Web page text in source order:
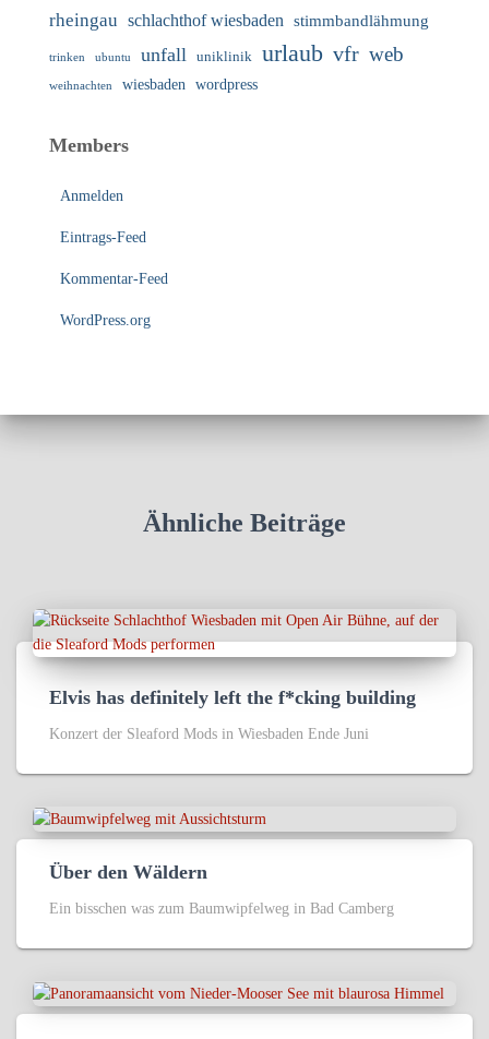
rheingau schlachthof wiesbaden stimmbandlähmung
trinken ubuntu unfall uniklinik urlaub vfr web
weihnachten wiesbaden wordpress
Members
Anmelden
Eintrags-Feed
Kommentar-Feed
WordPress.org
Ähnliche Beiträge
Elvis has definitely left the f*cking building
Konzert der Sleaford Mods in Wiesbaden Ende Juni
Über den Wäldern
Ein bisschen was zum Baumwipfelweg in Bad Camberg